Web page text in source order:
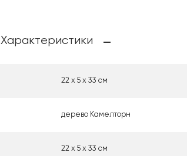
Характеристики
22 х 5 х 33 см
дерево Камелторн
22 х 5 х 33 см